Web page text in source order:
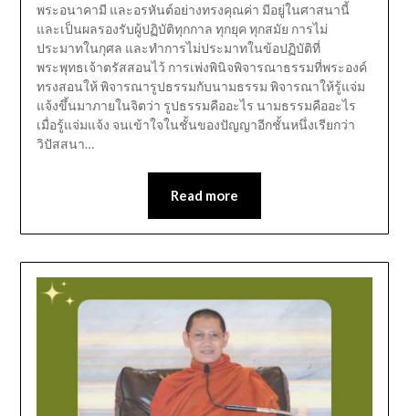
พระอนาคามี และอรหันต์อย่างทรงคุณค่า มีอยู่ในศาสนานี้
และเป็นผลรองรับผู้ปฏิบัติทุกกาล ทุกยุค ทุกสมัย การไม่
ประมาทในกุศล และทำการไม่ประมาทในข้อปฏิบัติที่
พระพุทธเจ้าตรัสสอนไว้ การเพ่งพินิจพิจารณาธรรมที่พระองค์
ทรงสอนให้ พิจารณารูปธรรมกับนามธรรม พิจารณาให้รู้แจ่ม
แจ้งขึ้นมาภายในจิตว่า รูปธรรมคืออะไร นามธรรมคืออะไร
เมื่อรู้แจ่มแจ้ง จนเข้าใจในชั้นของปัญญาอีกชั้นหนึ่งเรียกว่า
วิปัสสนา…
Read more